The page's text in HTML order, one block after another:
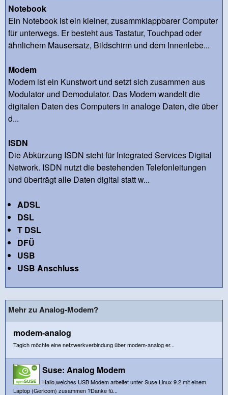
Notebook
Ein Notebook ist ein kleiner, zusammklappbarer Computer
für unterwegs. Er besteht aus Tastatur, Touchpad oder
ähnlichem Mausersatz, Bildschirm und dem Innenlebe...
Modem
Modem ist ein Kunstwort und setzt sich zusammen aus
Modulator und Demodulator. Das Modem wandelt die
digitalen Daten des Computers in analoge Daten, die über
d...
ISDN
Die Abkürzung ISDN steht für Integrated Services Digital
Network. ISDN nutzt die bestehenden Telefonleitungen
und überträgt alle Daten digital statt w...
ADSL
DSL
T DSL
DFÜ
USB
USB Anschluss
Mehr zu Analog-Modem?
modem-analog
Tagich möchte eine netzwerkverbindung über modem-analog er...
Suse: Analog Modem
Hallo,welches USB Modem arbeitet unter Suse Linux 9.2 mit einem
Laptop (Gericom) zusammen ?Danke fü...